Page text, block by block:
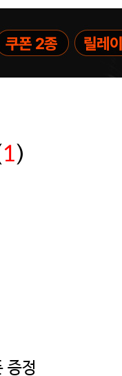
5만원 이
쿠폰(8.1~31)
7만
1)
증정